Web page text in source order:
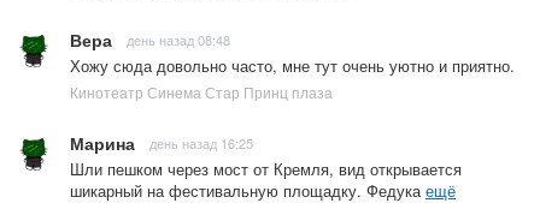
Вера день назад 08:48
Хожу сюда довольно часто, мне тут очень уютно и приятно.
Кинотеатр Синема Стар Принц плаза
Марина день назад 16:25
Шли пешком через мост от Кремля, вид открывается
шикарный на фестивальную площадку. Федука ещё